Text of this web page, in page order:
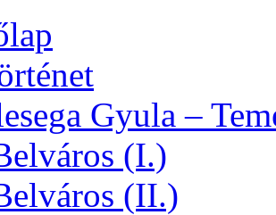
Gyula –
(I.)
(II.)